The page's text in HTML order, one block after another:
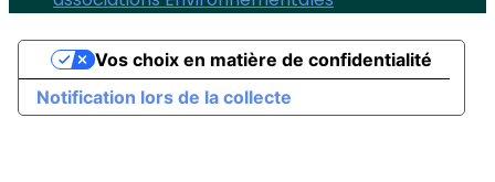
Notification lors de la collecte
Vos choix en matière de confidentialité